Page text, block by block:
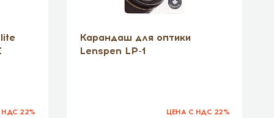
22%
Карандаш для оптики
Lenspen LP-1
ЦЕНА С НДС 22%